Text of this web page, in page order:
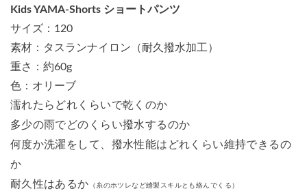
Kids YAMA-Shorts ショートパンツ
サイズ：120
素材：タスランナイロン（耐久撥水加工）
重さ：約60g
色：オリーブ
濡れたらどれくらいで乾くのか
多少の雨でどのくらい撥水するのか
何度か洗濯をして、撥水性能はどれくらい維持できるの
か
耐久性はあるか （糸のホツレなど縫製スキルとも絡んでくる）